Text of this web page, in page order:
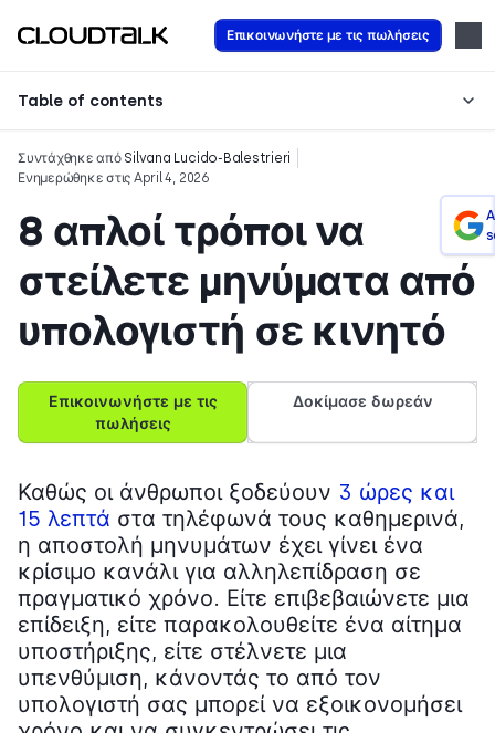
Επικοινωνήστε με τις πωλήσεις
Table of contents
Συντάχθηκε από Silvana Lucido-Balestrieri
Ενημερώθηκε στις April 4, 2026
8 απλοί τρόποι να
στείλετε μηνύματα από
υπολογιστή σε κινητό
Επικοινωνήστε με τις
πωλήσεις
Δοκίμασε δωρεάν
Καθώς οι άνθρωποι ξοδεύουν 3 ώρες και
15 λεπτά στα τηλέφωνά τους καθημερινά,
η αποστολή μηνυμάτων έχει γίνει ένα
κρίσιμο κανάλι για αλληλεπίδραση σε
πραγματικό χρόνο. Είτε επιβεβαιώνετε μια
επίδειξη, είτε παρακολουθείτε ένα αίτημα
υποστήριξης, είτε στέλνετε μια
υπενθύμιση, κάνοντάς το από τον
υπολογιστή σας μπορεί να εξοικονομήσει